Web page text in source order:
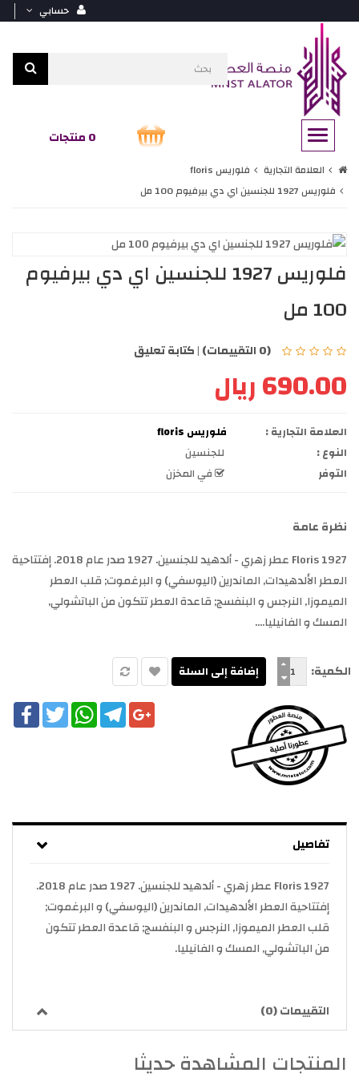
حسابي
0 منتجات
العلامة التجارية
فلوريس floris
فلوريس 1927 للجنسين اي دي بيرفيوم 100 مل
فلوريس 1927 للجنسين اي دي بيرفيوم
100 مل
(0 التقييمات) |كتابة تعليق
690.00 ريال
العلامة التجارية :
فلوريس floris
النوع :
للجنسين
التوفر
في المخزن
نظرة عامة
1927 Floris عطر زهري - ألدهيد للجنسين. 1927 صدر عام 2018. إفتتاحية
العطر الألدهيدات, الماندرين (اليوسفي) و البرغموت; قلب العطر
الميموزا, النرجس و البنفسج; قاعدة العطر تتكون من الباتشولي,
المسك و الفانيليا....
الكمية:
Twitter
WhatsAppTelegramGoogle+
تفاصيل
1927 Floris عطر زهري - ألدهيد للجنسين. 1927 صدر عام 2018.
إفتتاحية العطر الألدهيدات, الماندرين (اليوسفي) و البرغموت;
قلب العطر الميموزا, النرجس و البنفسج; قاعدة العطر تتكون
من الباتشولي, المسك و الفانيليا.
التقييمات (0)
المنتجات المشاهدة حديثا